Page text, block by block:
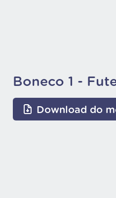
Boneco 1 -
Download do